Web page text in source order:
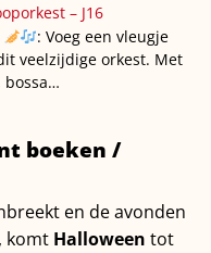
– J16
: Voeg een vleugje
veelzijdige orkest. Met
bossa…
boeken /
en de avonden
komt Halloween tot